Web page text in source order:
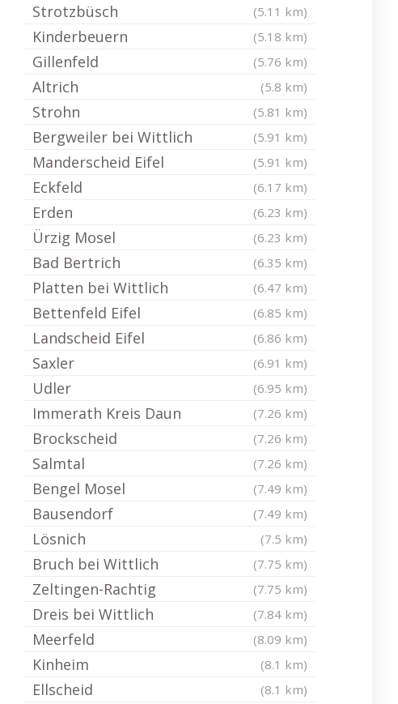
Strotzbüsch (5.11 km)
Kinderbeuern (5.18 km)
Gillenfeld (5.76 km)
Altrich (5.8 km)
Strohn (5.81 km)
Bergweiler bei Wittlich (5.91 km)
Manderscheid Eifel (5.91 km)
Eckfeld (6.17 km)
Erden (6.23 km)
Ürzig Mosel (6.23 km)
Bad Bertrich (6.35 km)
Platten bei Wittlich (6.47 km)
Bettenfeld Eifel (6.85 km)
Landscheid Eifel (6.86 km)
Saxler (6.91 km)
Udler (6.95 km)
Immerath Kreis Daun (7.26 km)
Brockscheid (7.26 km)
Salmtal (7.26 km)
Bengel Mosel (7.49 km)
Bausendorf (7.49 km)
Lösnich (7.5 km)
Bruch bei Wittlich (7.75 km)
Zeltingen-Rachtig (7.75 km)
Dreis bei Wittlich (7.84 km)
Meerfeld (8.09 km)
Kinheim (8.1 km)
Ellscheid (8.1 km)